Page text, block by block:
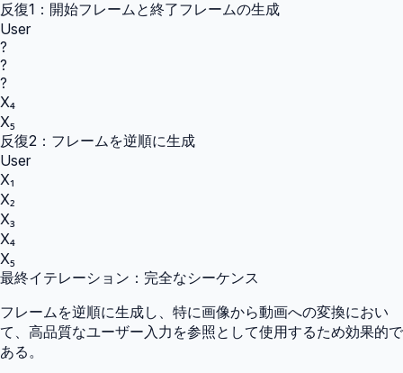
反復1：開始フレームと終了フレームの生成
User
?
?
?
X₄
X₅
反復2：フレームを逆順に生成
User
X₁
X₂
X₃
X₄
X₅
最終イテレーション：完全なシーケンス
フレームを逆順に生成し、特に画像から動画への変換におい
て、高品質なユーザー入力を参照として使用するため効果的で
ある。